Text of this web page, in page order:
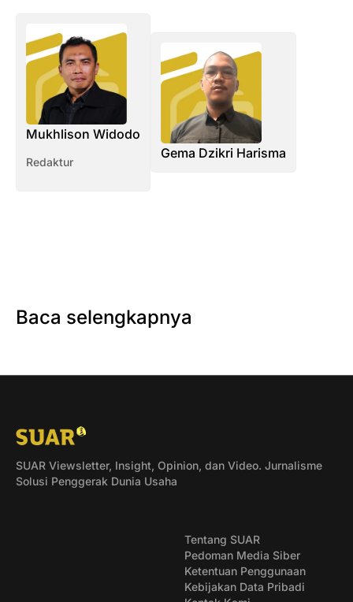
Mukhlison Widodo
Redaktur
Gema Dzikri Harisma
Baca selengkapnya
SUAR Viewsletter, Insight, Opinion, dan Video. Jurnalisme
Solusi Penggerak Dunia Usaha
Tentang SUAR
Pedoman Media Siber
Ketentuan Penggunaan
Kebijakan Data Pribadi